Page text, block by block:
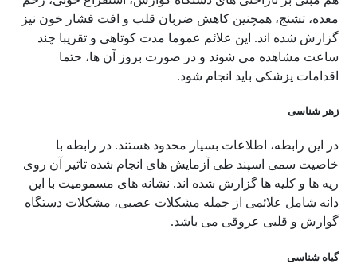
معده، تشنج، همچنین کاهش ضربان قلب و افت فشار خون نیز
گزارش شده اند. این علائم عموما مدت کوتاهی و تقریبا چند
ساعت مشاهده می شوند و در صورت بروز آن ها، حتما
اقدامات پزشکی باید انجام شود.
زهر شناسی
در این رابطه، اطلاعات بسیار محدود هستند. در رابطه با
خاصیت سمی اسپند طی آزمایش های انجام شده تاثیر آن روی
ریه ها و کلیه ها گزارش شده اند. نشانه های مسمومیت با این
دانه شامل علائمی از جمله مشکلات عصبی، مشکلات دستگاه
گوارش و قلبی عروقی می باشد.
گیاه شناسی